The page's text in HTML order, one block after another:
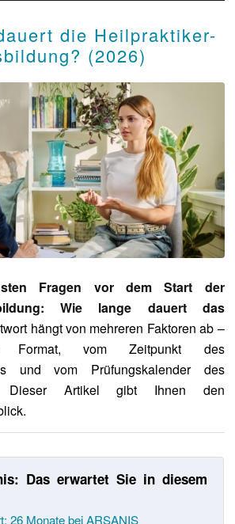
die Heilpraktiker-
(2026)
Fragen vor dem Start der
Wie lange dauert das
hängt von mehreren Faktoren ab –
Format, vom Zeitpunkt des
und vom Prüfungskalender des
Dieser Artikel gibt Ihnen den
Das erwartet Sie in diesem
26 Monate bei ARSANIS